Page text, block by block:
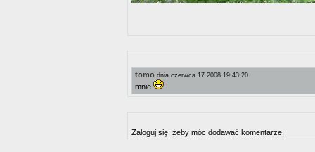
tomo dnia czerwca 17 2008 19:43:20
mnie
Zaloguj się, żeby móc dodawać komentarze.